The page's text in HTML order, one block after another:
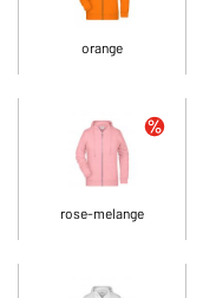
orange
rose-melange